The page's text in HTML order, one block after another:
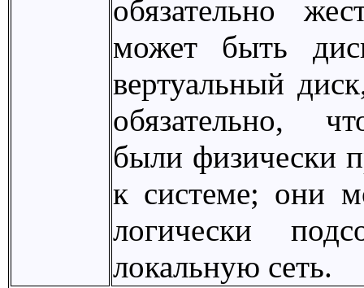
обязательно
может быть
вертуальный
обязательно,
были физически
к системе; они
логически
локальную сеть.